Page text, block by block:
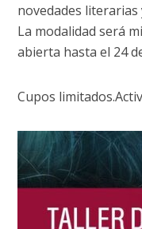
novedades literarias
La modalidad será
abierta hasta el 24
Cupos